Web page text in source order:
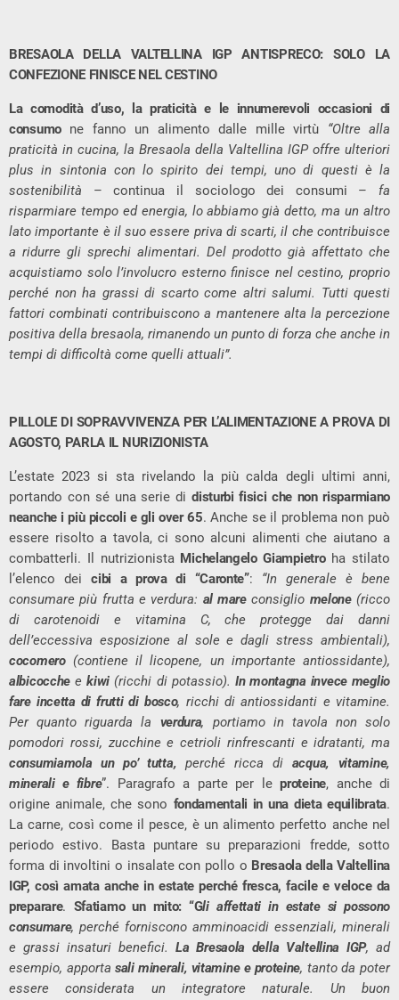
BRESAOLA DELLA VALTELLINA IGP ANTISPRECO: SOLO LA
CONFEZIONE FINISCE NEL CESTINO
La comodità d’uso, la praticità e le innumerevoli occasioni di
consumone fanno un alimento dalle mille virtù “Oltre alla
praticità in cucina, la Bresaola della Valtellina IGP offre ulteriori
plus in sintonia con lo spirito dei tempi, uno di questi è la
sostenibilità – continua il sociologo dei consumi – fa
risparmiare tempo ed energia, lo abbiamo già detto, ma un altro
lato importante è il suo essere priva di scarti, il che contribuisce
a ridurre gli sprechi alimentari. Del prodotto già affettato che
acquistiamo solo l’involucro esterno finisce nel cestino, proprio
perché non ha grassi di scarto come altri salumi. Tutti questi
fattori combinati contribuiscono a mantenere alta la percezione
positiva della bresaola, rimanendo un punto di forza che anche in
tempi di difficoltà come quelli attuali”.
PILLOLE DI SOPRAVVIVENZA PER L’ALIMENTAZIONE A PROVA DI
AGOSTO, PARLA IL NURIZIONISTA
L’estate 2023 si sta rivelando la più calda degli ultimi anni,
portando con sé una serie didisturbi fisici che non risparmiano
neanche i più piccoli e gli over 65. Anche se il problema non può
essere risolto a tavola, ci sono alcuni alimenti che aiutano a
combatterli. Il nutrizionista Michelangelo Giampietroha stilato
l’elenco deicibi a prova di “Caronte”: “In generale è bene
consumare più frutta e verdura: al mareconsiglio melone(ricco
di carotenoidi e vitamina C, che protegge dai danni
dell’eccessiva esposizione al sole e dagli stress ambientali),
cocomero(contiene il licopene, un importante antiossidante),
albicocche ekiwi (ricchi di potassio). In montagna invece meglio
fare incetta di frutti di bosco, ricchi di antiossidanti e vitamine.
Per quanto riguarda la verdura, portiamo in tavola non solo
pomodori rossi, zucchine e cetrioli rinfrescanti e idratanti, ma
consumiamola un po’ tutta, perché ricca di acqua, vitamine,
minerali e fibre”. Paragrafo a parte per leproteine, anche di
origine animale, che sono fondamentali in una dieta equilibrata.
La carne, così come il pesce, è un alimento perfetto anche nel
periodo estivo. Basta puntare su preparazioni fredde, sotto
forma di involtini o insalate con pollo o Bresaola della Valtellina
IGP, così amata anche in estate perché fresca, facile e veloce da
preparare. Sfatiamo un mito: “Gli affettati in estate si possono
consumare, perché forniscono amminoacidi essenziali, minerali
e grassi insaturi benefici.La Bresaola della Valtellina IGP, ad
esempio, apporta sali minerali, vitamine e proteine, tanto da poter
essere considerata un integratore naturale. Un buon